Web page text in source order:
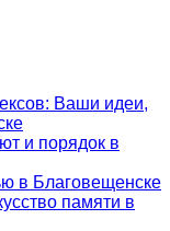
Ваши идеи,
и порядок в
в Благовещенске
памяти в